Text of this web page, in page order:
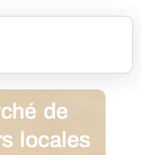
de
locales